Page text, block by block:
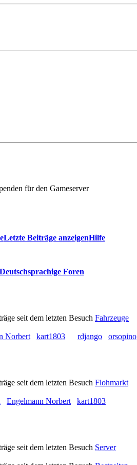
für den Gameserver
Letzte Beiträge anzeigenHilfe
Deutschsprachige Foren
Fahrzeuge
Norbert kart1803 rdjango
orsopino
Flohmarkt
Engelmann Norbert
kart1803
Server